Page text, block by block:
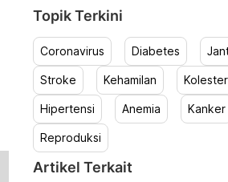
Topik Terkini
Coronavirus Diabetes
Stroke Kehamilan
Hipertensi Anemia Kanker
Reproduksi
Artikel Terkait